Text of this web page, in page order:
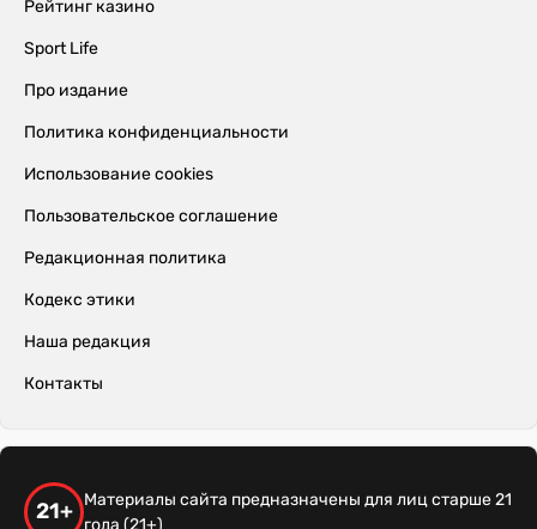
Рейтинг казино
Sport Life
Про издание
Политика конфиденциальности
Использование cookies
Пользовательское соглашение
Редакционная политика
Кодекс этики
Наша редакция
Контакты
21+
Материалы сайта предназначены для лиц старше 21
года (21+)